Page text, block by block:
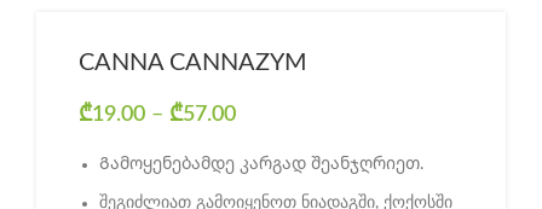
CANNA CANNAZYM
₾19.00 – ₾57.00
Გამოყენებამდე კარგად შეანჯღრიეთ.
შეგიძლიათ გამოიყენოთ ნიადაგში, ქოქოსში